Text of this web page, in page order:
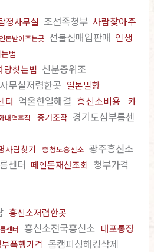
정사무실 조선족청부 사람찾아주
돈받아주는곳 선불심매입판매 인생
법
량찾는법 신분증위조
무실저렴한곳 일본밀항
터 억울한일해결 흥신소비용
카
내역추적 증거조작 경기도심부름센
사람찾기 충청도흥신소 광주흥신소
센터 떼인돈재산조회 청부가격
흥신소저렴한곳
센터 흥신소전국흥신소 대포통장
폭행가격 몸캠피싱해킹삭제